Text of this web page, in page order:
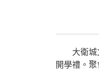
大衛城文
開學禮。